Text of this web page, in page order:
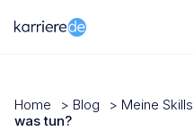
Home > Blog > Meine Skills
was tun?